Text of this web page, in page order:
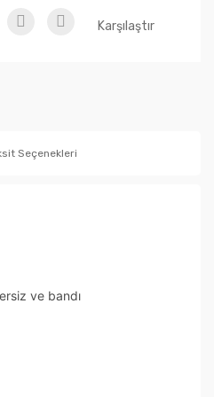
Karşılaştır
Seçenekleri
ve bandı